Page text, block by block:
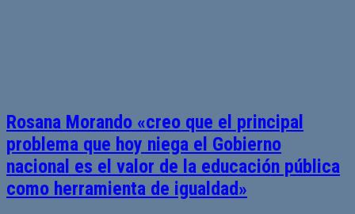
Rosana Morando «creo que el principal
problema que hoy niega el Gobierno
nacional es el valor de la educación pública
como herramienta de igualdad»